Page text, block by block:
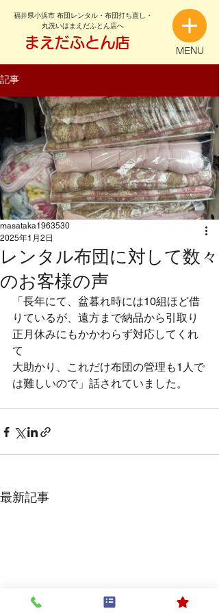
福井県小浜市 布団レンタル・布団打ち直し・
丸洗いはまえだふとん店へ
まえだふとん店
MENU
記事
レンタル布団に対して数々
のお客様の声
masataka1963530
2025年1月2日
「長年にて、盆暮れ時には10組ほど借
りているが、遠方まで納品から引取り
正月休みにもかかわらず対応してくれ
て
大助かり、これだけ布団の管理も1人で
は難しいので」話されていました。
最新記事